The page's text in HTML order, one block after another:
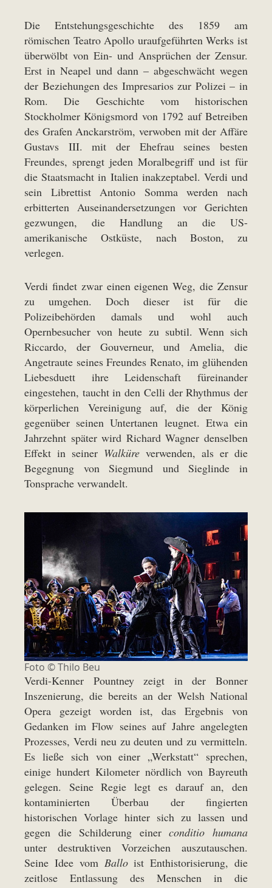
Die Entstehungsgeschichte des 1859 am
römischen Teatro Apollo uraufgeführten Werks ist
überwölbt von Ein- und Ansprüchen der Zensur.
Erst in Neapel und dann – abgeschwächt wegen
der Beziehungen des Impresarios zur Polizei – in
Rom. Die Geschichte vom historischen
Stockholmer Königsmord von 1792 auf Betreiben
des Grafen Anckarström, verwoben mit der Affäre
Gustavs III. mit der Ehefrau seines besten
Freundes, sprengt jeden Moralbegriff und ist für
die Staatsmacht in Italien inakzeptabel. Verdi und
sein Librettist Antonio Somma werden nach
erbitterten Auseinandersetzungen vor Gerichten
gezwungen, die Handlung an die US-
amerikanische Ostküste, nach Boston, zu
verlegen.
Verdi findet zwar einen eigenen Weg, die Zensur
zu umgehen. Doch dieser ist für die
Polizeibehörden damals und wohl auch
Opernbesucher von heute zu subtil. Wenn sich
Riccardo, der Gouverneur, und Amelia, die
Angetraute seines Freundes Renato, im glühenden
Liebesduett ihre Leidenschaft füreinander
eingestehen, taucht in den Celli der Rhythmus der
körperlichen Vereinigung auf, die der König
gegenüber seinen Untertanen leugnet. Etwa ein
Jahrzehnt später wird Richard Wagner denselben
Effekt in seiner Walküre verwenden, als er die
Begegnung von Siegmund und Sieglinde in
Tonsprache verwandelt.
Foto ©Thilo Beu
Verdi-Kenner Pountney zeigt in der Bonner
Inszenierung, die bereits an der Welsh National
Opera gezeigt worden ist, das Ergebnis von
Gedanken im Flow seines auf Jahre angelegten
Prozesses, Verdi neu zu deuten und zu vermitteln.
Es ließe sich von einer „Werkstatt“ sprechen,
einige hundert Kilometer nördlich von Bayreuth
gelegen. Seine Regie legt es darauf an, den
kontaminierten Überbau der fingierten
historischen Vorlage hinter sich zu lassen und
gegen die Schilderung einerconditio humana
unter destruktiven Vorzeichen auszutauschen.
Seine Idee vom Balloist Enthistorisierung, die
zeitlose Entlassung des Menschen in die